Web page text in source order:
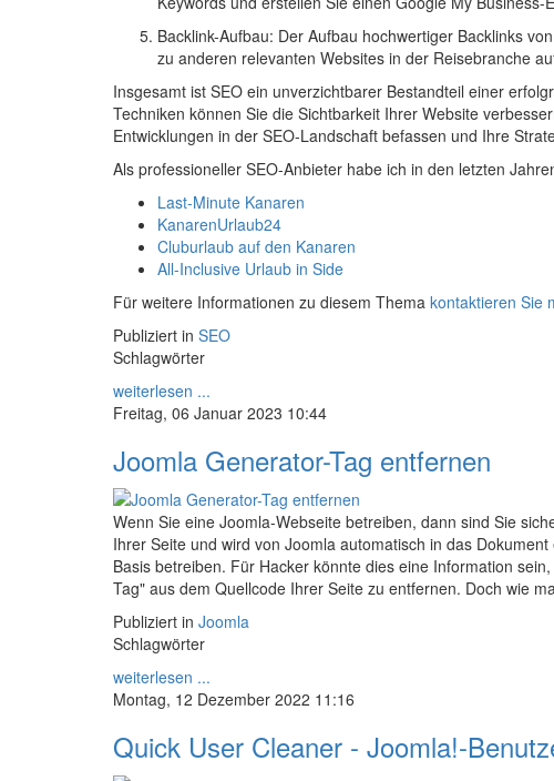
Backlink-Aufbau: Der Aufbau hochwertiger Backlinks
zu anderen relevanten Websites in der Reisebranche
Insgesamt ist SEO ein unverzichtbarer Bestandteil einer
Techniken können Sie die Sichtbarkeit Ihrer Website
Entwicklungen in der SEO-Landschaft befassen und Ihre
Als professioneller SEO-Anbieter habe ich in den letzten
Last-Minute Kanaren
KanarenUrlaub24
Cluburlaub auf den Kanaren
All-Inclusive Urlaub in Side
Für weitere Informationen zu diesem Thema kontaktieren Sie
Publiziert in SEO
Schlagwörter
weiterlesen ...
Freitag, 06 Januar 2023 10:44
Joomla Generator-Tag entfernen
Wenn Sie eine Joomla-Webseite betreiben, dann sind Sie
Ihrer Seite und wird von Joomla automatisch in das
Basis betreiben. Für Hacker könnte dies eine Information
Tag" aus dem Quellcode Ihrer Seite zu entfernen. Doch wie
Publiziert in Joomla
Schlagwörter
weiterlesen ...
Montag, 12 Dezember 2022 11:16
Quick User Cleaner - Joomla!-